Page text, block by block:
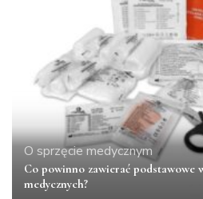
O sprzęcie medycznym
Co powinno zawierać podstawowe
medycznych?